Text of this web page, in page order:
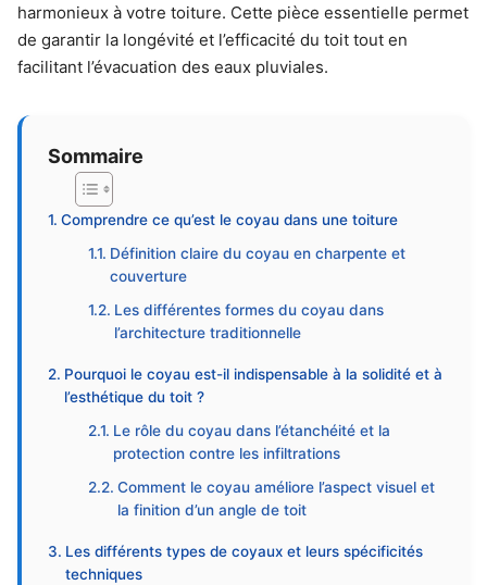
harmonieux à votre toiture. Cette pièce essentielle permet
de garantir la longévité et l’efficacité du toit tout en
facilitant l’évacuation des eaux pluviales.
Sommaire
Comprendre ce qu’est le coyau dans une toiture
Définition claire du coyau en charpente et
couverture
Les différentes formes du coyau dans
l’architecture traditionnelle
Pourquoi le coyau est-il indispensable à la solidité et à
l’esthétique du toit ?
Le rôle du coyau dans l’étanchéité et la
protection contre les infiltrations
Comment le coyau améliore l’aspect visuel et
la finition d’un angle de toit
Les différents types de coyaux et leurs spécificités
techniques